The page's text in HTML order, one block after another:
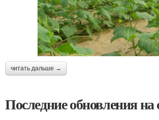
читать дальше →
Последние обновления на